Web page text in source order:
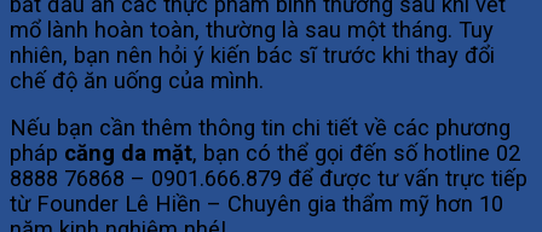
mổ lành hoàn toàn, thường là sau một tháng. Tuy
nhiên, bạn nên hỏi ý kiến bác sĩ trước khi thay đổi
chế độ ăn uống của mình.
Nếu bạn cần thêm thông tin chi tiết về các phương
pháp căng da mặt, bạn có thể gọi đến số hotline 02
8888 76868 – 0901.666.879 để được tư vấn trực tiếp
từ Founder Lê Hiền – Chuyên gia thẩm mỹ hơn 10